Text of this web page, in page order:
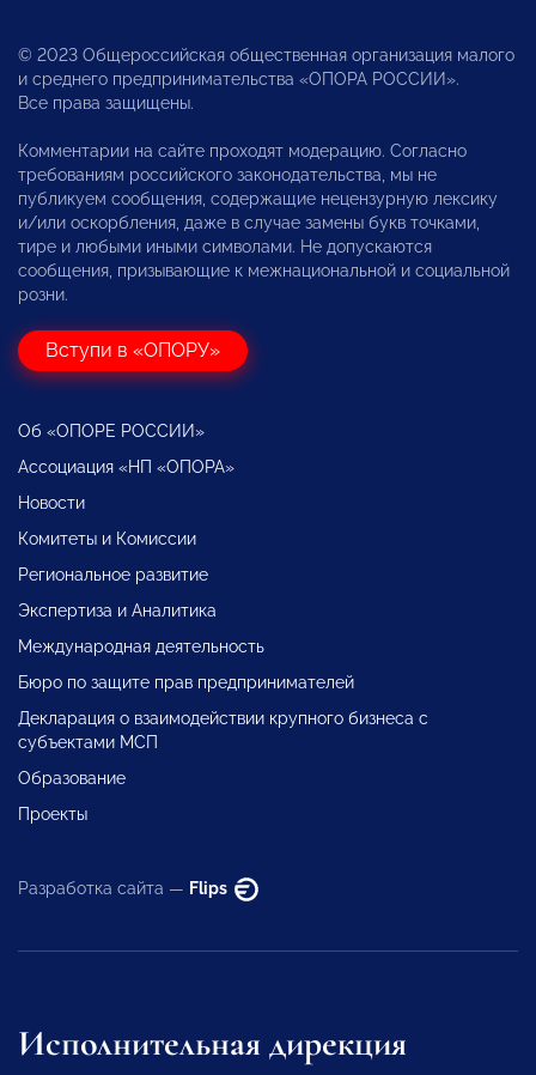
© 2023 Общероссийская общественная организация малого
и среднего предпринимательства «ОПОРА РОССИИ».
Все права защищены.
Комментарии на сайте проходят модерацию. Согласно
требованиям российского законодательства, мы не
публикуем сообщения, содержащие нецензурную лексику
и/или оскорбления, даже в случае замены букв точками,
тире и любыми иными символами. Не допускаются
сообщения, призывающие к межнациональной и социальной
розни.
Вступи в «ОПОРУ»
Об «ОПОРЕ РОССИИ»
Ассоциация «НП «ОПОРА»
Новости
Комитеты и Комиссии
Региональное развитие
Экспертиза и Аналитика
Международная деятельность
Бюро по защите прав предпринимателей
Декларация о взаимодействии крупного бизнеса с
субъектами МСП
Образование
Проекты
Разработка сайта — Flips
Исполнительная дирекция